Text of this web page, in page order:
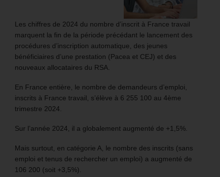
Les chiffres de 2024 du nombre d’inscrit à France travail
marquent la fin de la période précédant le lancement des
procédures d’inscription automatique, des jeunes
bénéficiaires d’une prestation (Pacea et CEJ) et des
nouveaux allocataires du RSA.
En France entière, le nombre de demandeurs d’emploi,
inscrits à France travail, s’élève à 6 255 100 au 4ème
trimestre 2024.
Sur l’année 2024, il a globalement augmenté de +1,5%.
Mais surtout, en catégorie A, le nombre des inscrits (sans
emploi et tenus de rechercher un emploi) a augmenté de
106 200 (soit +3,5%).